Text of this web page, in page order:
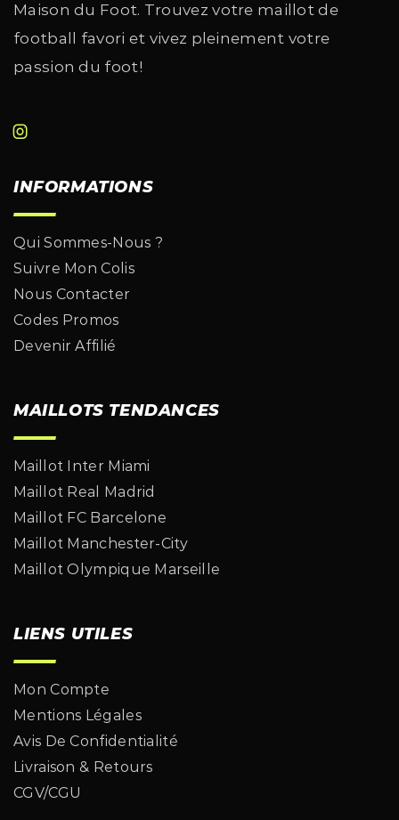
Maison du Foot. Trouvez votre maillot de
football favori et vivez pleinement votre
passion du foot!
INFORMATIONS
Qui Sommes-Nous ?
Suivre Mon Colis
Nous Contacter
Codes Promos
Devenir Affilié
MAILLOTS TENDANCES
Maillot Inter Miami
Maillot Real Madrid
Maillot FC Barcelone
Maillot Manchester-City
Maillot Olympique Marseille
LIENS UTILES
Mon Compte
Mentions Légales
Avis De Confidentialité
Livraison & Retours
CGV/CGU